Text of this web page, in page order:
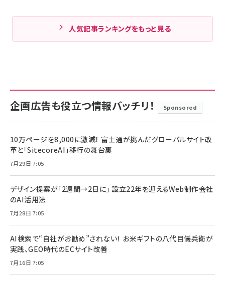
人気記事ランキングをもっと見る
企画広告も役立つ情報バッチリ！ Sponsored
10万ページを8,000に激減！ 富士通が挑んだグローバルサイト改
革と「SitecoreAI」移行の舞台裏
7月29日 7:05
デザイン提案が「2週間→2日に」 設立22年を迎えるWeb制作会社
のAI活用法
7月28日 7:05
AI検索で“自社がお勧め”されない！ お米ギフトの八代目儀兵衛が
実践、GEO時代のECサイト改善
7月16日 7:05